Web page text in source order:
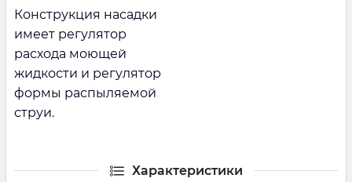
Конструкция насадки
имеет регулятор
расхода моющей
жидкости и регулятор
формы распыляемой
струи.
Характеристики